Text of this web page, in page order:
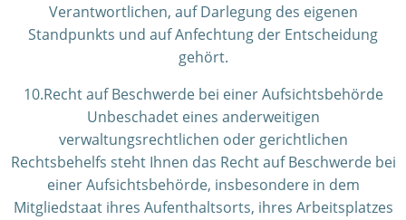
Verantwortlichen, auf Darlegung des eigenen
Standpunkts und auf Anfechtung der Entscheidung
gehört.
10.Recht auf Beschwerde bei einer Aufsichtsbehörde
Unbeschadet eines anderweitigen
verwaltungsrechtlichen oder gerichtlichen
Rechtsbehelfs steht Ihnen das Recht auf Beschwerde bei
einer Aufsichtsbehörde, insbesondere in dem
Mitgliedstaat ihres Aufenthaltsorts, ihres Arbeitsplatzes